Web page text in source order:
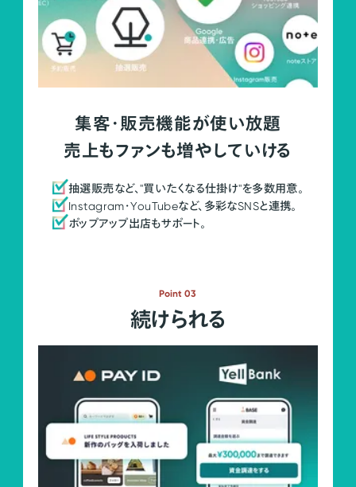
集客・販売機能が使い放題
売上もファンも増やしていける
抽選販売など、"買いたくなる仕掛け"を多数用意。
Instagram・YouTubeなど、多彩なSNSと連携。
ポップアップ出店もサポート。
Point 03
続けられる